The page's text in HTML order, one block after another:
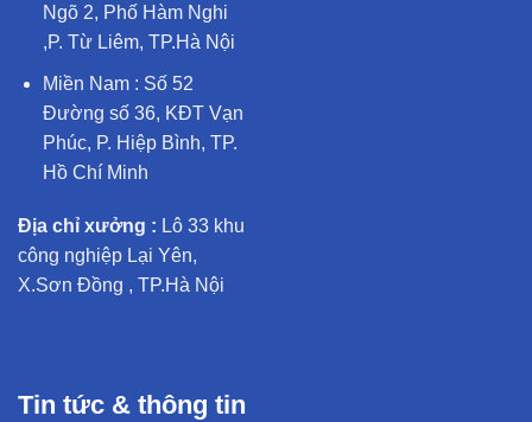
Ngõ 2, Phố Hàm Nghi
,P. Từ Liêm, TP.Hà Nội
Miền Nam : Số 52
Đường số 36, KĐT Vạn
Phúc, P. Hiệp Bình, TP.
Hồ Chí Minh
Địa chỉ xưởng : Lô 33 khu
công nghiệp Lại Yên,
X.Sơn Đồng , TP.Hà Nội
Tin tức & thông tin